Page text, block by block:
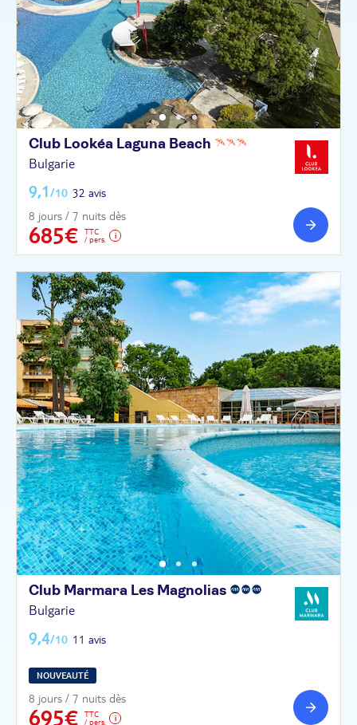
Club Lookéa Laguna Beach
Bulgarie
9,1/10 32 avis
8 jours / 7 nuits dès
685€
TTC
/ pers.
Club Marmara Les Magnolias
Bulgarie
9,4/10 11 avis
NOUVEAUTÉ
8 jours / 7 nuits dès
695€
TTC
/ pers.